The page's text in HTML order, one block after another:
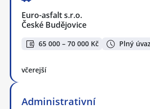
Euro-asfalt s.r.o.
České Budějovice
65 000 – 70 000 Kč Plný
včerejší
Administrativní